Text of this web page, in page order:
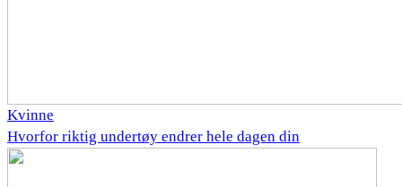
Kvinne
Hvorfor riktig undertøy endrer hele dagen din